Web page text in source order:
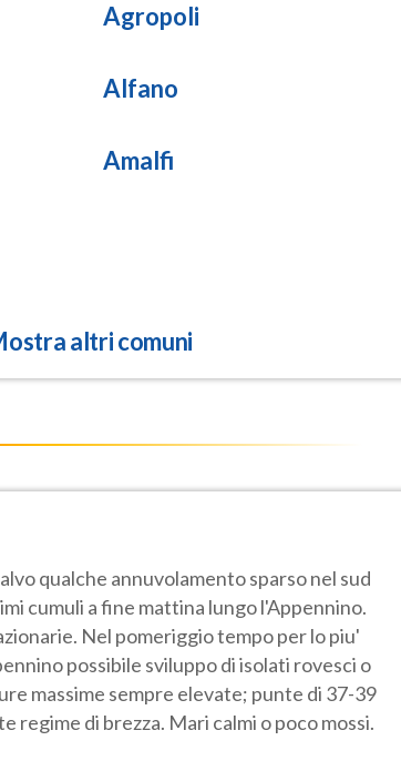
Agropoli
Alfano
Amalfi
altri comuni
qualche annuvolamento sparso nel sud
cumuli a fine mattina lungo l'Appennino.
Nel pomeriggio tempo per lo piu'
possibile sviluppo di isolati rovesci o
massime sempre elevate; punte di 37-39
regime di brezza. Mari calmi o poco mossi.